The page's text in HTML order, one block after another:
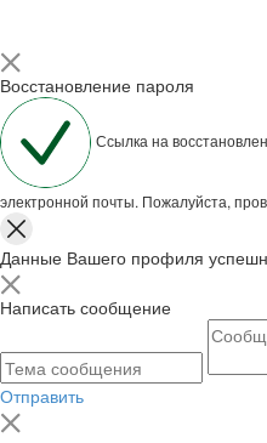
Восстановление пароля
Ссылка на
электронной почты. Пожалуйста,
Данные Вашего профиля
Написать сообщение
Отправить